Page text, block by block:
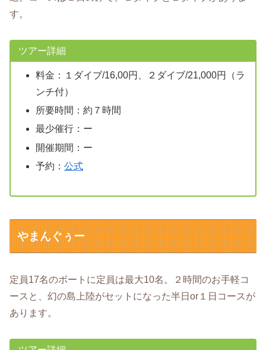
す。
ツアー詳細
料金：１ダイブ/16,00円、２ダイブ/21,000円（ラ
ンチ付）
所要時間：約７時間
最少催行：ー
開催期間：ー
予約： 公式
やまんぐぅー
定員17名のボートに定員は最大10名。２時間のお手軽コ
ースと、幻の島上陸がセットになった半日or１日コースが
あります。